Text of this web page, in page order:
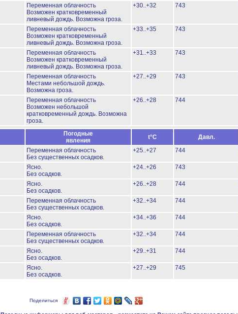
Переменная облачность
Возможен кратковременный
ливневый дождь. Возможна гроза.
+30..+32 743
Переменная облачность
Возможен кратковременный
ливневый дождь. Возможна гроза.
+33..+35 743
Переменная облачность
Возможен кратковременный
ливневый дождь. Возможна гроза.
+31..+33 743
Переменная облачность
Местами небольшой дождь.
Возможна гроза.
+27..+29 743
Переменная облачность
Возможен небольшой
кратковременный дождь. Возможна
гроза.
+26..+28 744
Погодные
явления
t°C Давл.
Переменная облачность
Без существенных осадков.
+25..+27 744
Ясно.
Без осадков.
+24..+26 743
Ясно.
Без осадков.
+26..+28 744
Переменная облачность
Без существенных осадков.
+32..+34 744
Ясно.
Без осадков.
+34..+36 744
Переменная облачность
Без существенных осадков.
+32..+34 744
Ясно.
Без осадков.
+29..+31 744
Ясно.
Без осадков.
+27..+29 745
Поделиться